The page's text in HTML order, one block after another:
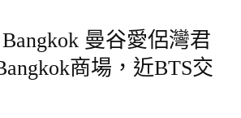
曼谷愛侶灣君
商場，近BTS交